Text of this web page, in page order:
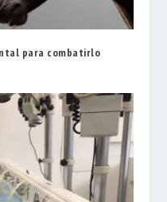
para combatirlo